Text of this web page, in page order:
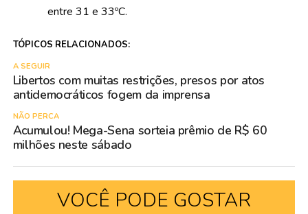
entre 31 e 33ºC.
TÓPICOS RELACIONADOS:
A SEGUIR
Libertos com muitas restrições, presos por atos
antidemocráticos fogem da imprensa
NÃO PERCA
Acumulou! Mega-Sena sorteia prêmio de R$ 60
milhões neste sábado
VOCÊ PODE GOSTAR